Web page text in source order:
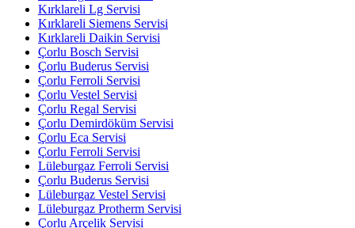
Kırklareli Lg Servisi
Kırklareli Siemens Servisi
Kırklareli Daikin Servisi
Çorlu Bosch Servisi
Çorlu Buderus Servisi
Çorlu Ferroli Servisi
Çorlu Vestel Servisi
Çorlu Regal Servisi
Çorlu Demirdöküm Servisi
Çorlu Eca Servisi
Çorlu Ferroli Servisi
Lüleburgaz Ferroli Servisi
Çorlu Buderus Servisi
Lüleburgaz Vestel Servisi
Lüleburgaz Protherm Servisi
Çorlu Arçelik Servisi